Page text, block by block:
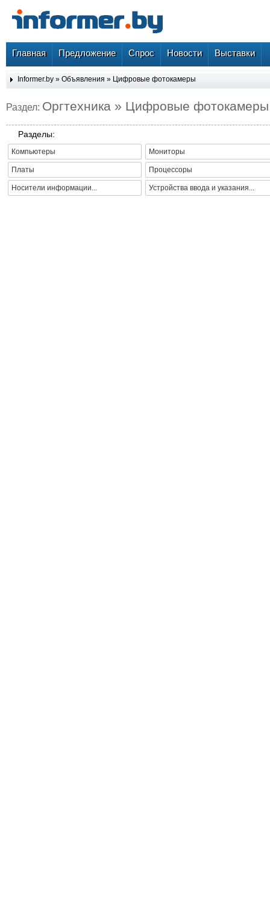
Главная Предложение Спрос Новости Выставки
Informer.by » Объявления » Цифровые фотокамеры
Раздел: Оргтехника » Цифровые фотокамеры
Разделы:
Компьютеры Мониторы
Платы Процессоры
Носители информации... Устройства ввода и указания...